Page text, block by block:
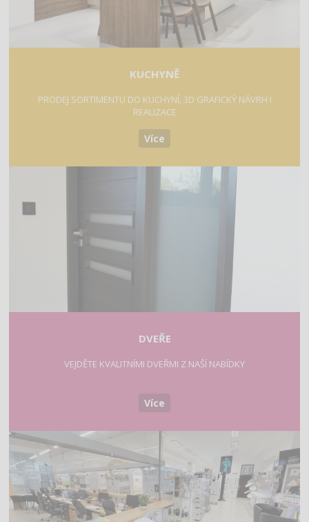
KUCHYNĚ
PRODEJ SORTIMENTU DO KUCHYNÍ, 3D GRAFICKÝ NÁVRH I
REALIZACE
Více
DVEŘE
VEJDĚTE KVALITNÍMI DVEŘMI Z NAŠÍ NABÍDKY
Více